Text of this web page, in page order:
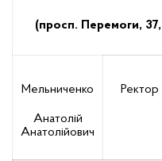
(просп. Перемоги,
Мельниченко
Анатолій
Анатолійович
Ректор